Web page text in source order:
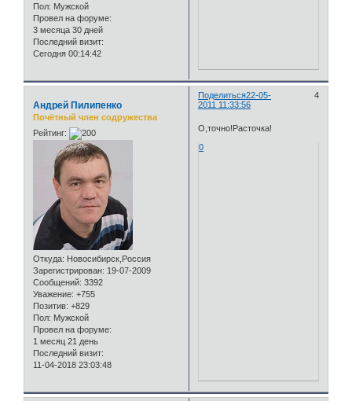
Пол: Мужской
Провел на форуме:
3 месяца 30 дней
Последний визит:
Сегодня 00:14:42
Поделиться 4
22-05-
2011 11:33:56
Андрей Пилипенко
Почётный член содружества
Рейтинг:
Откуда: Новосибирск,Россия
Зарегистрирован: 19-07-2009
Сообщений: 3392
Уважение: +755
Позитив: +829
Пол: Мужской
Провел на форуме:
1 месяц 21 день
Последний визит:
11-04-2018 23:03:48
О,точно!Расточка!
0